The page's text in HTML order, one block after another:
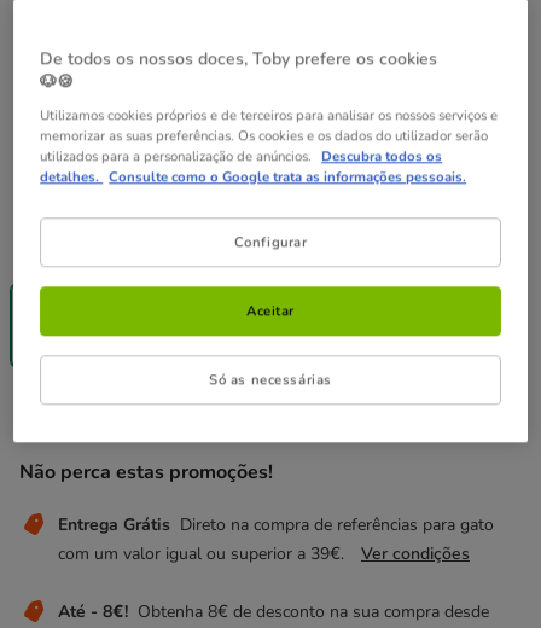
Entrega
Não perca estas promoções!
Entrega Grátis Direto na compra de referências para gato
com um valor igual ou superior a 39€.
Ver condições
Até - 8€! Obtenha 8€ de desconto na sua compra desde
Preço 10.99€
10.99€
De todos os nossos doces, Toby prefere os cookies
🐶🍪
Utilizamos cookies próprios e de terceiros para analisar os nossos serviços e
memorizar as suas preferências. Os cookies e os dados do utilizador serão
utilizados para a personalização de anúncios. Descubra todos os
detalhes. Consulte como o Google trata as informações pessoais.
Configurar
Só as necessárias
Aceitar